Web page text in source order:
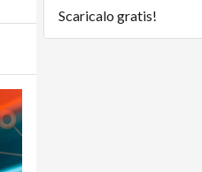
Scaricalo gratis!